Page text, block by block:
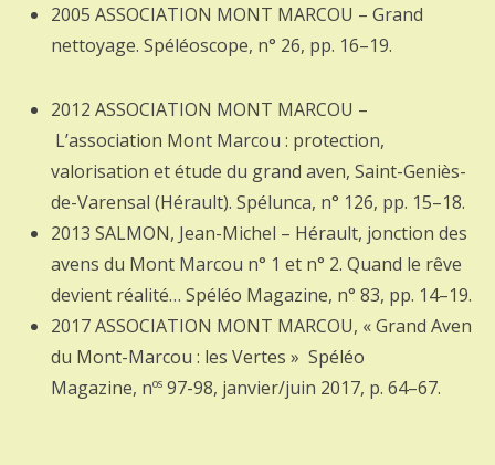
2005 ASSOCIATION MONT MARCOU – Grand
nettoyage. Spéléoscope, n° 26, pp. 16–19.
2012 ASSOCIATION MONT MARCOU –
L’association Mont Marcou : protection,
valorisation et étude du grand aven, Saint-Geniès-
de-Varensal (Hérault). Spélunca, n° 126, pp. 15–18.
2013 SALMON, Jean-Michel – Hérault, jonction des
avens du Mont Marcou n° 1 et n° 2. Quand le rêve
devient réalité… Spéléo Magazine, n° 83, pp. 14–19.
2017 ASSOCIATION MONT MARCOU, « Grand Aven
du Mont-Marcou : les Vertes » Spéléo
Magazine, nos 97-98,‎ janvier/juin 2017, p. 64–67.